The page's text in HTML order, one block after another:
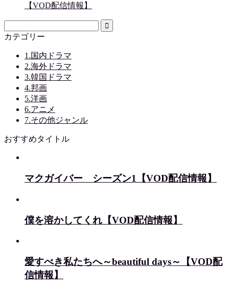
【VOD配信情報】
カテゴリー
1.国内ドラマ
2.海外ドラマ
3.韓国ドラマ
4.邦画
5.洋画
6.アニメ
7.その他ジャンル
おすすめタイトル
マクガイバー シーズン1【VOD配信情報】
僕を溶かしてくれ【VOD配信情報】
愛すべき私たちへ～beautiful days～【VOD配
信情報】